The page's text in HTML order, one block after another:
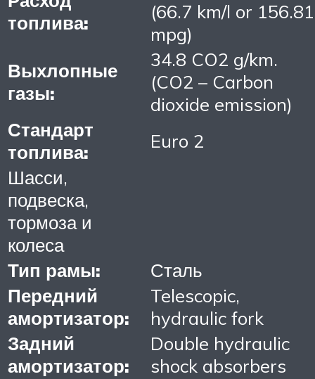
топлива:
(66.7 km/l or 156.81
mpg)
Выхлопные
газы:
34.8 CO2 g/km.
(CO2 – Carbon
dioxide emission)
Стандарт
топлива:
Euro 2
Шасси,
подвеска,
тормоза и
колеса
Тип рамы:
Сталь
Передний
амортизатор:
Telescopic,
hydraulic fork
Задний
амортизатор:
Double hydraulic
shock absorbers